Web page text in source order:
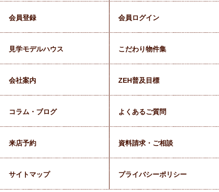
会員登録 会員ログイン
見学モデルハウス こだわり物件集
会社案内 ZEH普及目標
コラム・ブログ よくあるご質問
来店予約 資料請求・ご相談
サイトマップ プライバシーポリシー